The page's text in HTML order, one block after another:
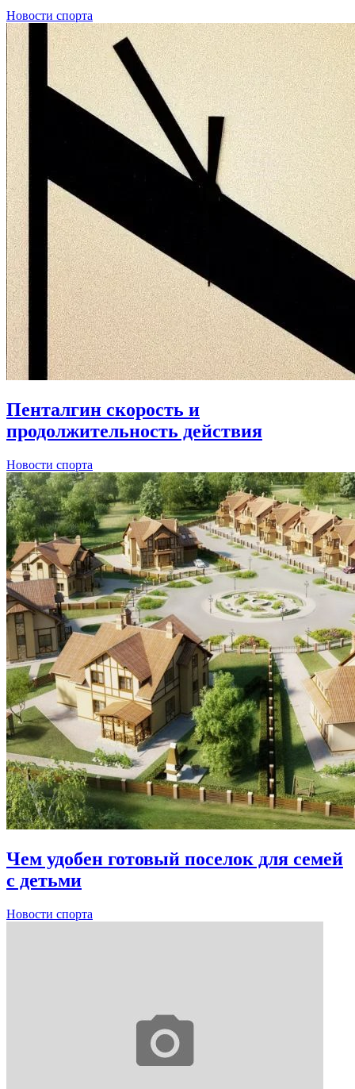
Новости спорта
Пенталгин скорость и
продолжительность действия
Новости спорта
Чем удобен готовый поселок для семей
с детьми
Новости спорта